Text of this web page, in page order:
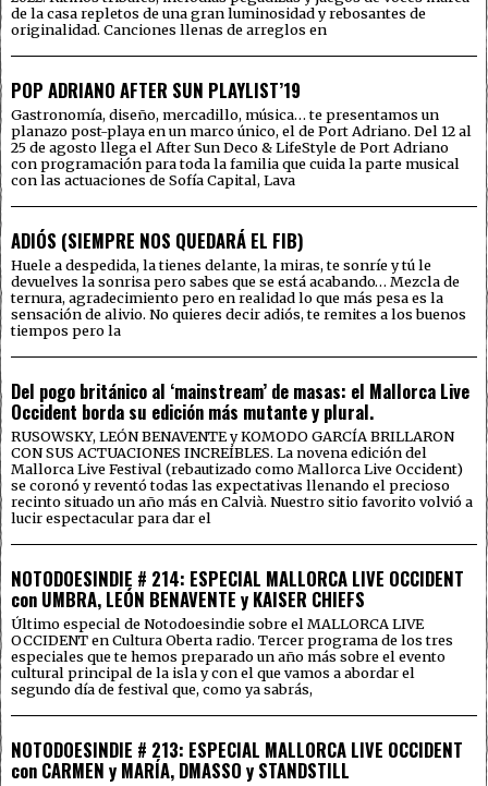
de la casa repletos de una gran luminosidad y rebosantes de
originalidad. Canciones llenas de arreglos en
POP ADRIANO AFTER SUN PLAYLIST’19
Gastronomía, diseño, mercadillo, música… te presentamos un
planazo post-playa en un marco único, el de Port Adriano. Del 12 al
25 de agosto llega el After Sun Deco & LifeStyle de Port Adriano
con programación para toda la familia que cuida la parte musical
con las actuaciones de Sofía Capital, Lava
ADIÓS (SIEMPRE NOS QUEDARÁ EL FIB)
Huele a despedida, la tienes delante, la miras, te sonríe y tú le
devuelves la sonrisa pero sabes que se está acabando… Mezcla de
ternura, agradecimiento pero en realidad lo que más pesa es la
sensación de alivio. No quieres decir adiós, te remites a los buenos
tiempos pero la
Del pogo británico al ‘mainstream’ de masas: el Mallorca Live
Occident borda su edición más mutante y plural.
RUSOWSKY, LEÓN BENAVENTE y KOMODO GARCÍA BRILLARON
CON SUS ACTUACIONES INCREÍBLES. La novena edición del
Mallorca Live Festival (rebautizado como Mallorca Live Occident)
se coronó y reventó todas las expectativas llenando el precioso
recinto situado un año más en Calvià. Nuestro sitio favorito volvió a
lucir espectacular para dar el
NOTODOESINDIE # 214: ESPECIAL MALLORCA LIVE OCCIDENT
con UMBRA, LEÓN BENAVENTE y KAISER CHIEFS
Último especial de Notodoesindie sobre el MALLORCA LIVE
OCCIDENT en Cultura Oberta radio. Tercer programa de los tres
especiales que te hemos preparado un año más sobre el evento
cultural principal de la isla y con el que vamos a abordar el
segundo día de festival que, como ya sabrás,
NOTODOESINDIE # 213: ESPECIAL MALLORCA LIVE OCCIDENT
con CARMEN y MARÍA, DMASSO y STANDSTILL